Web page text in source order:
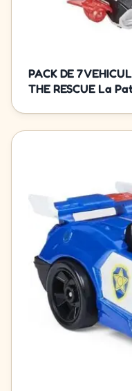
PACK DE 7
THE RESCUE La